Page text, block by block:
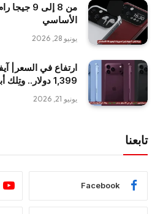
الأساسي
يونيو 28, 2026
1,399 دولار.. وتِلك أبرز المواصفات المتوقعة
يونيو 21, 2026
تابعنا
Facebook